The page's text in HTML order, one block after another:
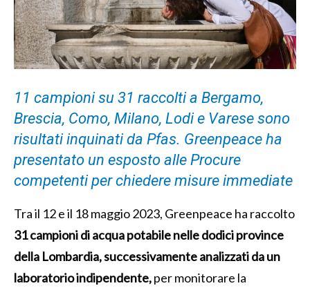
11 campioni su 31 raccolti a Bergamo,
Brescia, Como, Milano, Lodi e Varese sono
risultati inquinati da Pfas. Greenpeace ha
presentato un esposto alle Procure
competenti per chiedere misure immediate
Tra il 12 e il 18 maggio 2023, Greenpeace ha raccolto
31 campioni di acqua potabile nelle dodici province
della Lombardia, successivamente analizzati da un
laboratorio indipendente,per monitorare la